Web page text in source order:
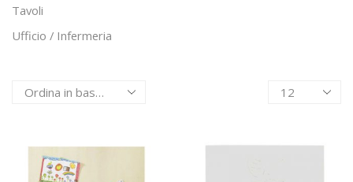
Products
Tavoli
Ufficio / Infermeria